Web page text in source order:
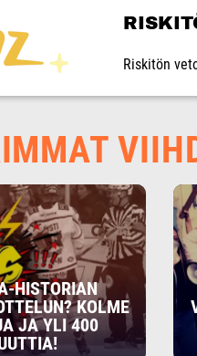
Riskitön
HISTORIAN
KOLME
JA YLI 400